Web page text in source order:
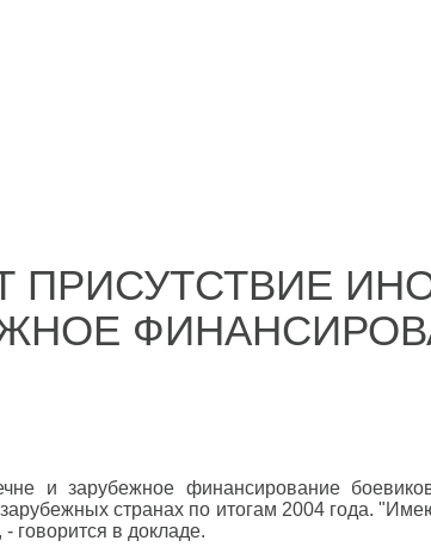
ПРИСУТСТВИЕ
и зарубежное финансирование
странах по итогам 2004 года.
говорится в докладе.